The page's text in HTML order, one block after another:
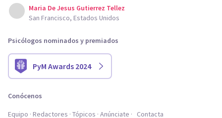
Maria De Jesus Gutierrez Tellez
San Francisco, Estados Unidos
Psicólogos nominados y premiados
PyM Awards 2024
Conócenos
Equipo Redactores Tópicos Anúnciate Contacta